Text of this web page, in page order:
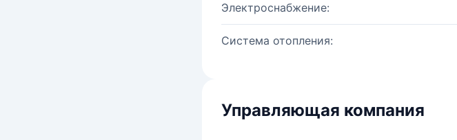
Электроснабжение:
Система отопления:
Управляющая компания